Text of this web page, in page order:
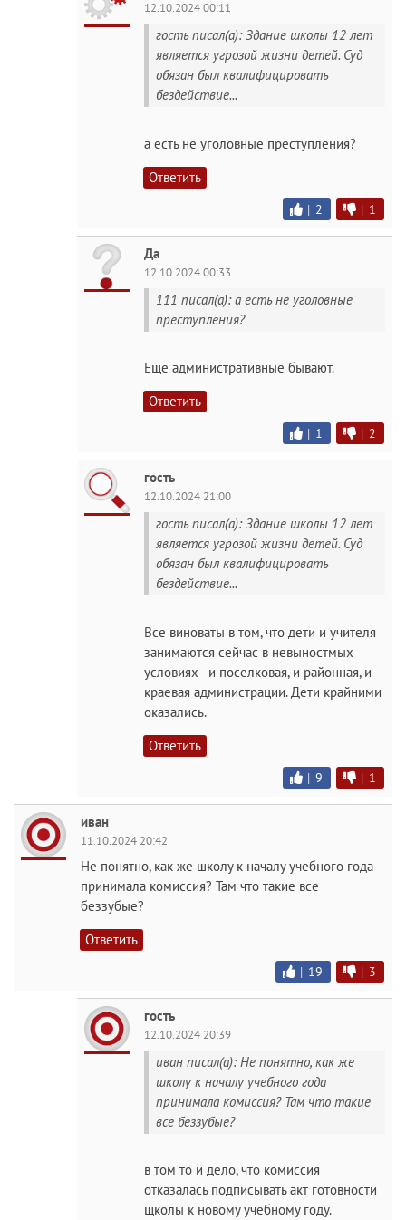
12.10.2024 00:11
гость писал(а): Здание школы 12 лет
является угрозой жизни детей. Суд
обязан был квалифицировать
бездействие...
а есть не уголовные преступления?
Ответить
| 2 | 1
Да
12.10.2024 00:33
111 писал(а): а есть не уголовные
преступления?
Еще административные бывают.
Ответить
| 1 | 2
гость
12.10.2024 21:00
гость писал(а): Здание школы 12 лет
является угрозой жизни детей. Суд
обязан был квалифицировать
бездействие...
Все виноваты в том, что дети и учителя
занимаются сейчас в невыностмых
условиях - и поселковая, и районная, и
краевая администрации. Дети крайними
оказались.
Ответить
| 9 | 1
иван
11.10.2024 20:42
Не понятно, как же школу к началу учебного года
принимала комиссия? Там что такие все
беззубые?
Ответить
| 19 | 3
гость
12.10.2024 20:39
иван писал(а): Не понятно, как же
школу к началу учебного года
принимала комиссия? Там что такие
все беззубые?
в том то и дело, что комиссия
отказалась подписывать акт готовности
щколы к новому учебному году.